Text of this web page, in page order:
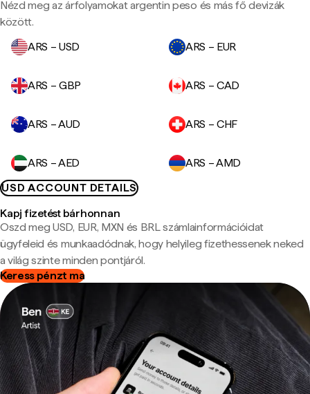
Nézd meg az árfolyamokat argentin peso és más fő devizák
között.
ARS – USD
ARS – EUR
ARS – GBP ARS – CAD
ARS – AUD ARS – CHF
ARS – AED
ARS – AMD
USD ACCOUNT DETAILS
Kapj fizetést bárhonnan
Oszd meg USD, EUR, MXN és BRL számlainformációidat
ügyfeleid és munkaadódnak, hogy helyileg fizethessenek neked
a világ szinte minden pontjáról.
Keress pénzt ma